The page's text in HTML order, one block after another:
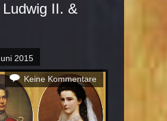
Ludwig II. &
2015
Keine Kommentare